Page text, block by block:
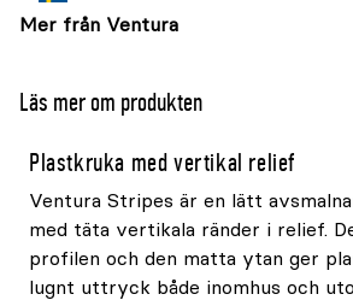
Mer från Ventura
Läs mer om produkten
Plastkruka med vertikal relief
Ventura Stripes är en lätt
med täta vertikala ränder i relief.
profilen och den matta ytan ger
lugnt uttryck både inomhus och